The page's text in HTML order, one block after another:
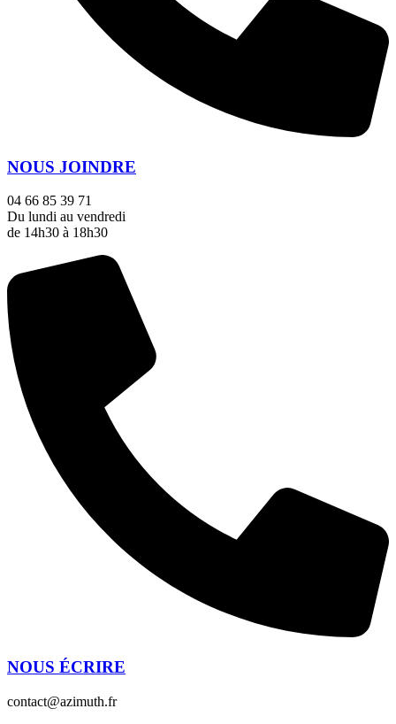
NOUS JOINDRE
04 66 85 39 71
Du lundi au vendredi
de 14h30 à 18h30
NOUS ÉCRIRE
contact@azimuth.fr